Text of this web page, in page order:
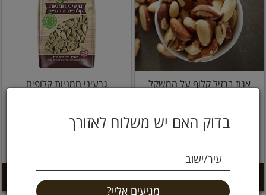
בדוק האם יש משלוח לאזורך
עיר/ישוב
אגוז ברזיל קלוף על המשקל
150 ₪
הוספה לסל +
גרעיני חמניות קלופים
24.9 ₪
הוספה לסל +